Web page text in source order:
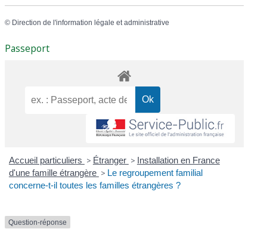
© Direction de l'information légale et administrative
Passeport
Accueil particuliers > Étranger > Installation en France
d'une famille étrangère > Le regroupement familial
concerne-t-il toutes les familles étrangères ?
Question-réponse